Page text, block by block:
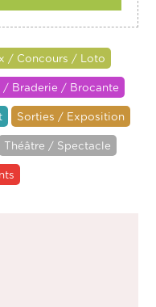
/ Concours / Loto
/ Braderie / Brocante
Sorties / Exposition
Théâtre / Spectacle